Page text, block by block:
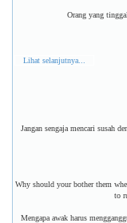
Orang yang
Lihat selanjutnya...
Jangan sengaja mencari susah
Why should your bother them
to
Mengapa awak harus